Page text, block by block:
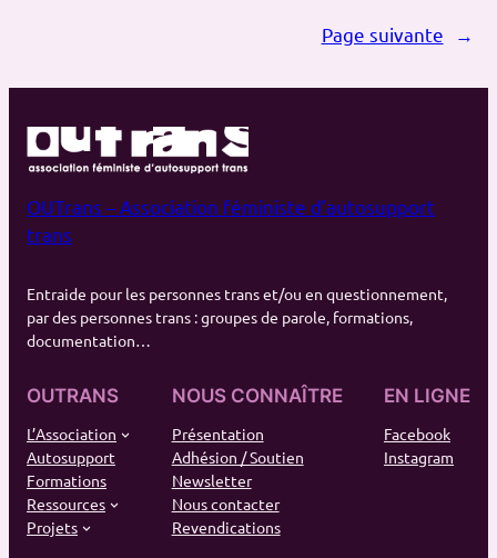
Page suivante →
OUTrans – Association féministe d’autosupport
trans
Entraide pour les personnes trans et/ou en questionnement,
par des personnes trans : groupes de parole, formations,
documentation…
OUTRANS
L’Association
Autosupport
Formations
Ressources
Projets
NOUS CONNAÎTRE
Présentation
Adhésion / Soutien
Newsletter
Nous contacter
Revendications
EN LIGNE
Facebook
Instagram